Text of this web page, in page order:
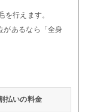
行えます。
があるなら「全身
払いの料金